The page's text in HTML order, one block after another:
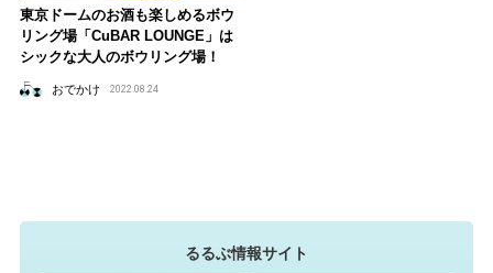
東京ドームのお酒も楽しめるボウ
リング場「CuBAR LOUNGE」は
シックな大人のボウリング場！
おでかけ 2022.08.24
るるぶ情報サイト